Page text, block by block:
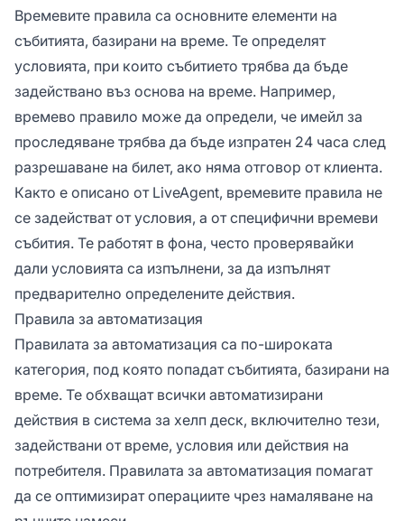
Времевите правила са основните елементи на
събитията, базирани на време. Те определят
условията, при които събитието трябва да бъде
задействано въз основа на време. Например,
времево правило може да определи, че имейл за
проследяване трябва да бъде изпратен 24 часа след
разрешаване на билет, ако няма отговор от клиента.
Както е описано от LiveAgent, времевите правила не
се задействат от условия, а от специфични времеви
събития. Те работят в фона, често проверявайки
дали условията са изпълнени, за да изпълнят
предварително определените действия.
Правила за автоматизация
Правилата за автоматизация са по-широката
категория, под която попадат събитията, базирани на
време. Те обхващат всички автоматизирани
действия в система за хелп деск, включително тези,
задействани от време, условия или действия на
потребителя. Правилата за автоматизация помагат
да се оптимизират операциите чрез намаляване на